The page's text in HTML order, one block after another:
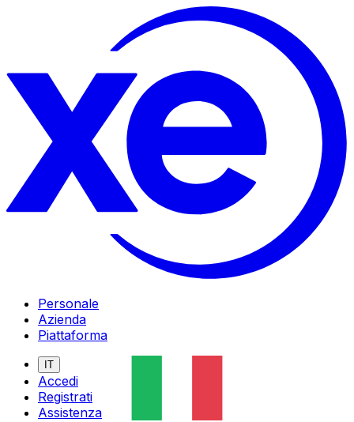
Personale
Azienda
Piattaforma
IT
Accedi
Registrati
Assistenza